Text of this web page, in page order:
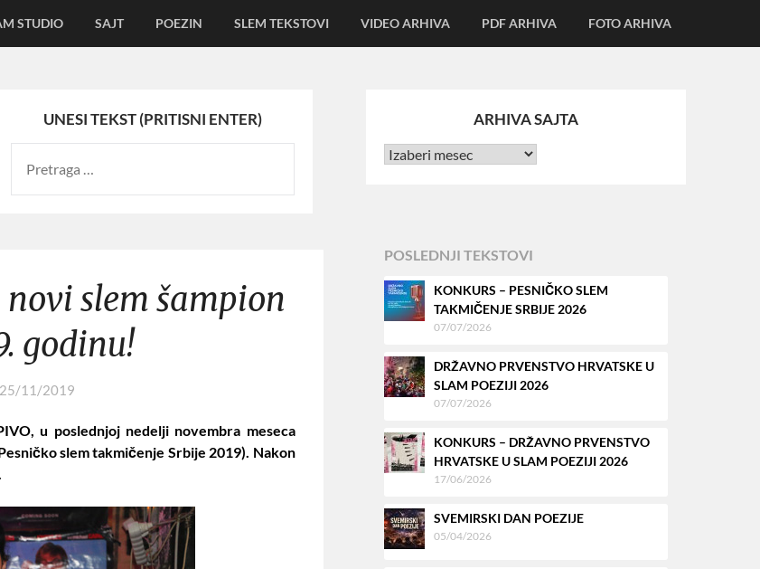
STUDIO SAJT POEZIN SLEM TEKSTOVI VIDEO ARHIVA PDF ARHIVA FOTO ARHIVA
UNESI TEKST (PRITISNI ENTER) ARHIVA SAJTA
slem šampion
godinu!
25/11/2019
u poslednjoj nedelji novembra meseca
slem takmičenje Srbije 2019). Nakon
POSLEDNJI TEKSTOVI
KONKURS – PESNIČKO SLEM
TAKMIČENJE SRBIJE 2026
07/07/2026
DRŽAVNO PRVENSTVO HRVATSKE U
SLAM POEZIJI 2026
07/07/2026
KONKURS – DRŽAVNO PRVENSTVO
HRVATSKE U SLAM POEZIJI 2026
17/06/2026
SVEMIRSKI DAN POEZIJE
05/04/2026